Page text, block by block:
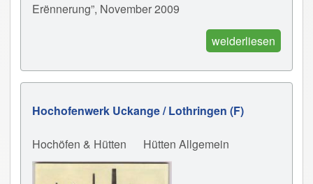
Erënnerung”, November 2009
weiderliesen
Hochofenwerk Uckange / Lothringen (F)
Hochöfen & Hütten Hütten Allgemein